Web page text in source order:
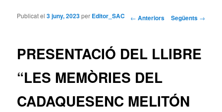
Navegació per les
← Anteriors Següents →
PRESENTACIÓ DEL LLIBRE
“LES MEMÒRIES DEL
CADAQUESENC MELITÓN
Publicat el3 juny, 2023per Editor_SAC